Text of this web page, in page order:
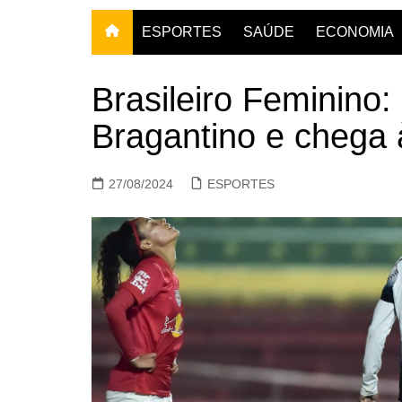
ESPORTES SAÚDE ECONOMIA
Brasileiro
Bragantino e chega
27/08/2024 ESPORTES